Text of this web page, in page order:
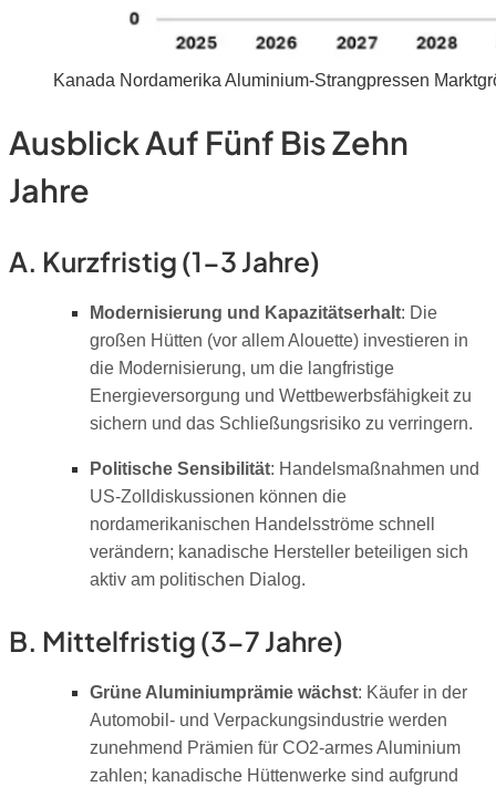
Kanada Nordamerika Aluminium-Strangpressen
Ausblick Auf Fünf Bis Zehn
Jahre
A. Kurzfristig (1-3 Jahre)
Modernisierung und Kapazitätserhalt: Die
großen Hütten (vor allem Alouette) investieren in
die Modernisierung, um die langfristige
Energieversorgung und Wettbewerbsfähigkeit zu
sichern und das Schließungsrisiko zu verringern.
Politische Sensibilität: Handelsmaßnahmen und
US-Zolldiskussionen können die
nordamerikanischen Handelsströme schnell
verändern; kanadische Hersteller beteiligen sich
aktiv am politischen Dialog.
B. Mittelfristig (3-7 Jahre)
Grüne Aluminiumprämie wächst: Käufer in der
Automobil- und Verpackungsindustrie werden
zunehmend Prämien für CO2-armes Aluminium
zahlen; kanadische Hüttenwerke sind aufgrund